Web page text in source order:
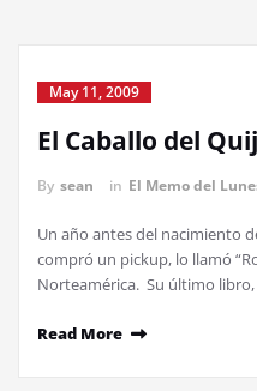
May 11, 2009
El Caballo del
By sean in El Memo del
Un año antes del nacimiento
compró un pickup, lo llamó
Norteamérica. Su último libro,
Read More